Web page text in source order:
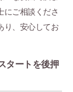
にご相談くださ
り、安心してお
タートを後押